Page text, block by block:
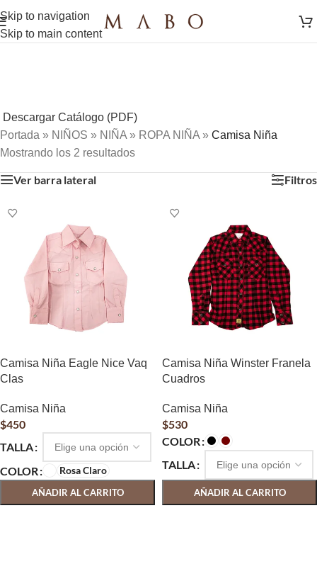
Skip to navigation
Skip to main content
Descargar Catálogo (PDF)
Portada » NIÑOS » NIÑA » ROPA NIÑA » Camisa Niña
Mostrando los 2 resultados
Ver barra lateral Filtros
Camisa Niña Eagle Nice Vaq
Clas
Camisa Niña
$450
TALLA
COLOR
Rosa Claro
AÑADIR AL CARRITO
Camisa Niña Winster Franela
Cuadros
Camisa Niña
$530
COLOR
TALLA
AÑADIR AL CARRITO